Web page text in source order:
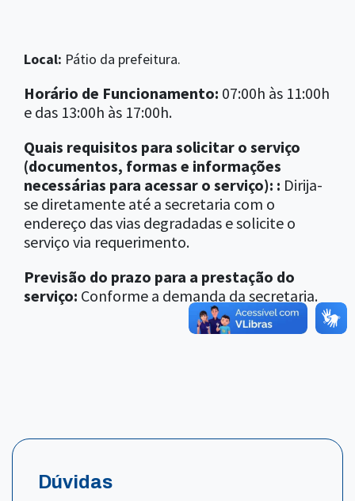
Local: Pátio da prefeitura.
Horário de Funcionamento: 07:00h às 11:00h
e das 13:00h às 17:00h.
Quais requisitos para solicitar o serviço
(documentos, formas e informações
necessárias para acessar o serviço): : Dirija-
se diretamente até a secretaria com o
endereço das vias degradadas e solicite o
serviço via requerimento.
Previsão do prazo para a prestação do
serviço: Conforme a demanda da secretaria.
Dúvidas